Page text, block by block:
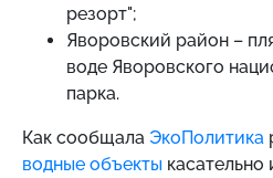
резорт";
Яворовский район –
воде Яворовского
парка.
Как сообщала ЭкоПолитика
водные объекты касательно